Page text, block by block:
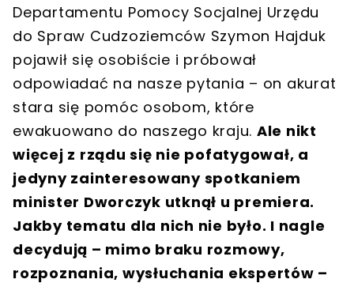
Departamentu Pomocy Socjalnej Urzędu
do Spraw Cudzoziemców Szymon Hajduk
pojawił się osobiście i próbował
odpowiadać na nasze pytania – on akurat
stara się pomóc osobom, które
ewakuowano do naszego kraju. Ale nikt
więcej z rządu się nie pofatygował, a
jedyny zainteresowany spotkaniem
minister Dworczyk utknął u premiera.
Jakby tematu dla nich nie było. I nagle
decydują – mimo braku rozmowy,
rozpoznania, wysłuchania ekspertów –